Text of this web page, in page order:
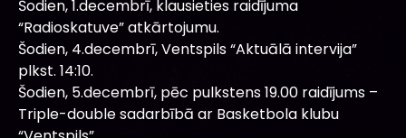
Šodien, 1.decembrī, klausieties raidījuma
“Radioskatuve” atkārtojumu.
Šodien, 4.decembrī, Ventspils “Aktuālā intervija”
plkst. 14:10.
Šodien, 5.decembrī, pēc pulkstens 19.00 raidījums –
Triple-double sadarbībā ar Basketbola klubu